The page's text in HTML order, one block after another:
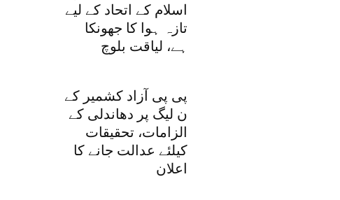
اسلام کے اتحاد کے لیے
تازہ ہوا کا جھونکا
ہے، لیاقت بلوچ
پی پی آزاد کشمیر کے
ن لیگ پر دھاندلی کے
الزامات، تحقیقات
کیلئے عدالت جانے کا
اعلان